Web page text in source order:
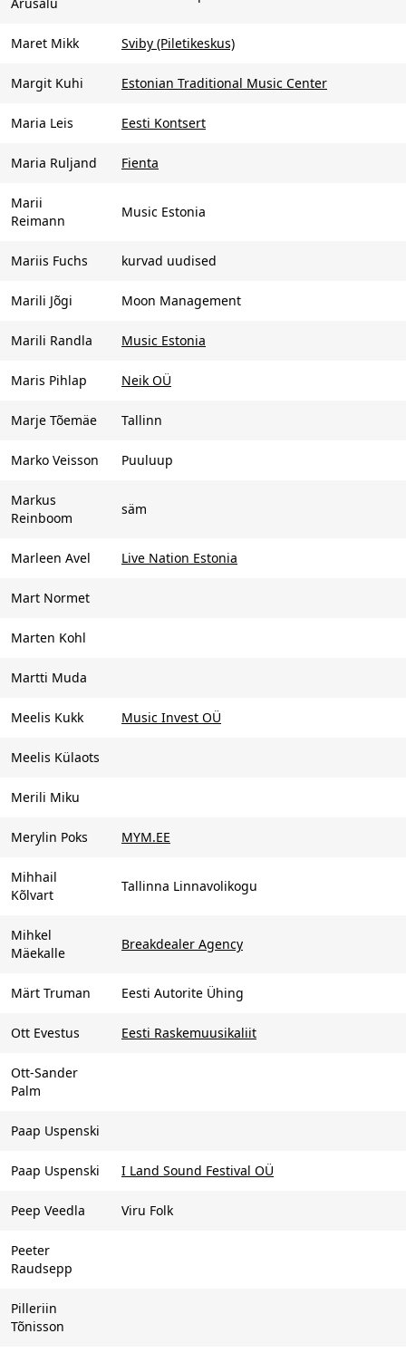
Maret Mikk Sviby (Piletikeskus)
Margit Kuhi Estonian Traditional Music Center
Maria Leis Eesti Kontsert
Maria Ruljand Fienta
Marii
Reimann
Music Estonia
Mariis Fuchs kurvad uudised
Marili Jõgi Moon Management
Marili Randla Music Estonia
Maris Pihlap Neik OÜ
Marje Tõemäe Tallinn
Marko Veisson Puuluup
Markus
Reinboom
säm
Marleen Avel Live Nation Estonia
Mart Normet
Marten Kohl
Martti Muda
Meelis Kukk Music Invest OÜ
Meelis Külaots
Merili Miku
Merylin Poks MYM.EE
Mihhail
Kõlvart
Tallinna Linnavolikogu
Mihkel
Mäekalle
Breakdealer Agency
Märt Truman Eesti Autorite Ühing
Ott Evestus Eesti Raskemuusikaliit
Ott-Sander
Palm
Paap Uspenski
Paap Uspenski I Land Sound Festival OÜ
Peep Veedla Viru Folk
Peeter
Raudsepp
Pilleriin
Tõnisson